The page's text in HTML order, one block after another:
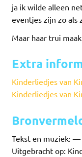
ja ik wilde alleen
eventjes zijn zo als
Maar haar trui
Extra
Kinderliedjes van
Kinderliedjes van
Tekst en muziek: —
Uitgebracht op: